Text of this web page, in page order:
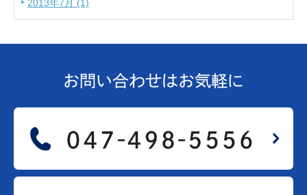
2013年7月 (1)
お問い合わせはお気軽に